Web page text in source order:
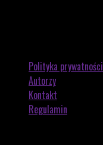
Polityka prywatności
Autorzy
Kontakt
Regulamin